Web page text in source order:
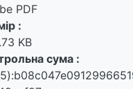
PDF
:
KB
сума :